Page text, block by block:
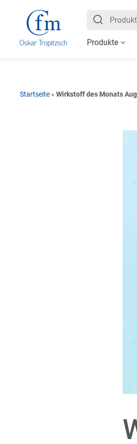
Produkte
Startseite » Wirkstoff des Monats